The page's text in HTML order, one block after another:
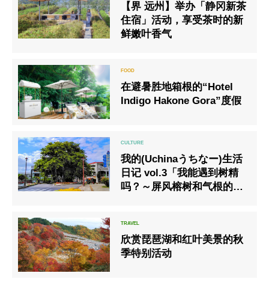
【界 远州】举办「静冈新茶
住宿」活动，享受茶时的新
鲜嫩叶香气
在避暑胜地箱根的“Hotel
Indigo Hakone Gora”度假
我的(Uchinaうちなー)生活
日记 vol.3「我能遇到树精
吗？～屏风榕树和气根的谜
欣赏琵琶湖和红叶美景的秋
季特别活动